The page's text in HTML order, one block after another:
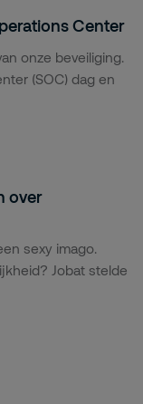
Center
onze beveiliging.
(SOC) dag en
over
sexy imago.
Jobat stelde